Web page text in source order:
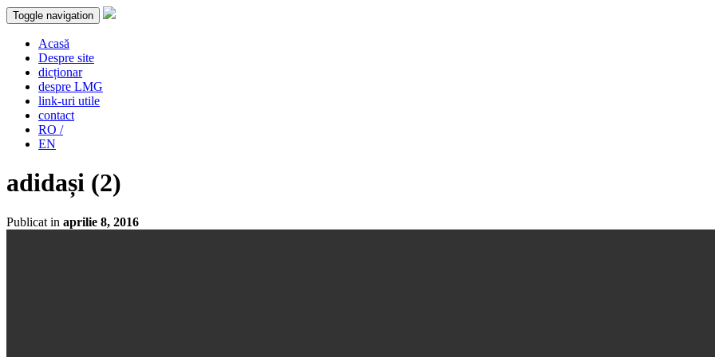
Toggle navigation
Acasă
Despre site
dicționar
despre LMG
link-uri utile
contact
RO /
EN
adidași (2)
Publicat in aprilie 8, 2016